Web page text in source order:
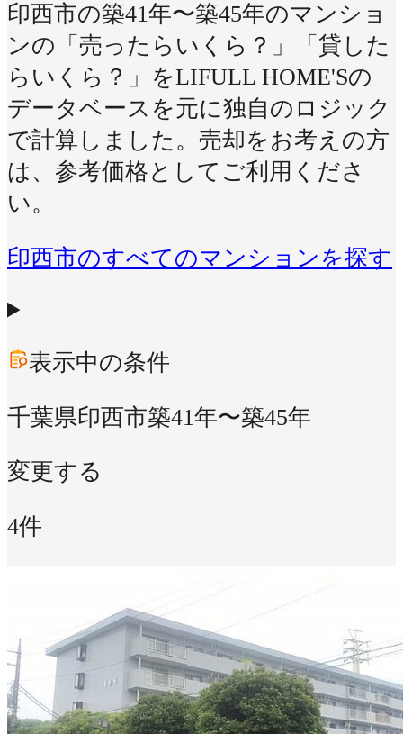
印西市の築41年〜築45年のマンショ
ンの「売ったらいくら？」「貸した
らいくら？」をLIFULL HOME'Sの
データベースを元に独自のロジック
で計算しました。売却をお考えの方
は、参考価格としてご利用くださ
い。
印西市のすべてのマンションを探す
表示中の条件
千葉県印西市築41年〜築45年
変更する
4件